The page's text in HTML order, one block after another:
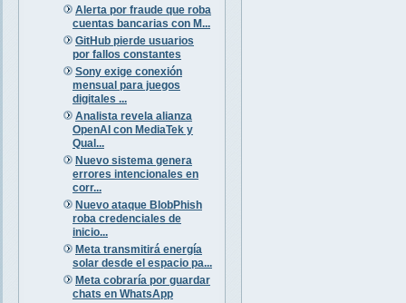
Alerta por fraude que roba
cuentas bancarias con M...
GitHub pierde usuarios
por fallos constantes
Sony exige conexión
mensual para juegos
digitales ...
Analista revela alianza
OpenAI con MediaTek y
Qual...
Nuevo sistema genera
errores intencionales en
corr...
Nuevo ataque BlobPhish
roba credenciales de
inicio...
Meta transmitirá energía
solar desde el espacio pa...
Meta cobraría por guardar
chats en WhatsApp